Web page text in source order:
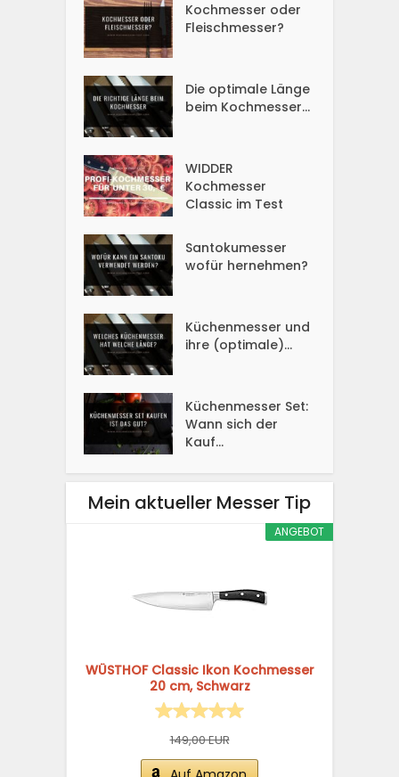
Kochmesser oder
Fleischmesser?
Die optimale Länge
beim Kochmesser...
WIDDER
Kochmesser
Classic im Test
Santokumesser
wofür hernehmen?
Küchenmesser und
ihre (optimale)...
Küchenmesser Set:
Wann sich der
Kauf...
Mein aktueller Messer Tip
ANGEBOT
WÜSTHOF Classic Ikon Kochmesser
20 cm, Schwarz
149,00 EUR